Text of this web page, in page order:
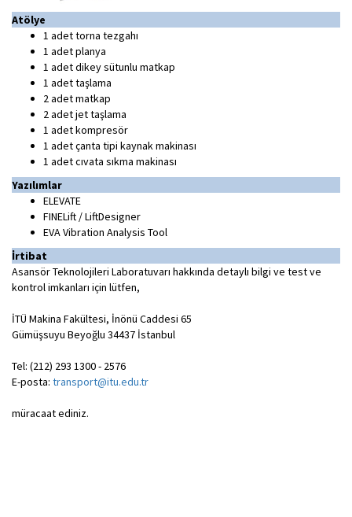
Atölye
1 adet torna tezgahı
1 adet planya
1 adet dikey sütunlu matkap
1 adet taşlama
2 adet matkap
2 adet jet taşlama
1 adet kompresör
1 adet çanta tipi kaynak makinası
1 adet cıvata sıkma makinası
Yazılımlar
ELEVATE
FINELift / LiftDesigner
EVA Vibration Analysis Tool
İrtibat
Asansör Teknolojileri Laboratuvarı hakkında detaylı bilgi ve test ve
kontrol imkanları için lütfen,
İTÜ Makina Fakültesi, İnönü Caddesi 65
Gümüşsuyu Beyoğlu 34437 İstanbul
Tel: (212) 293 1300 - 2576
E-posta: transport@itu.edu.tr
müracaat ediniz.